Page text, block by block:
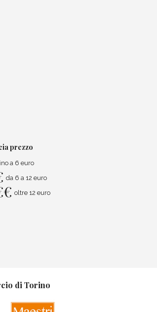
prezzo
a 6 euro
da 6 a 12 euro
€ oltre 12 euro
di Torino